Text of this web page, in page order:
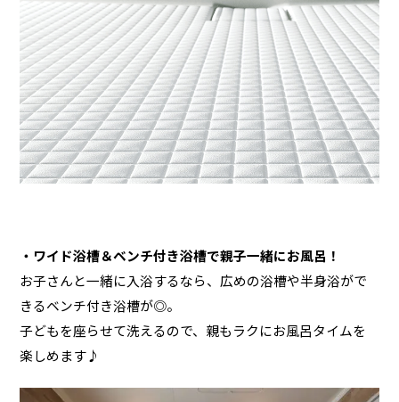
・ワイド浴槽＆ベンチ付き浴槽で親子一緒にお風呂！
お子さんと一緒に入浴するなら、広めの浴槽や半身浴がで
きるベンチ付き浴槽が◎。
子どもを座らせて洗えるので、親もラクにお風呂タイムを
楽しめます♪